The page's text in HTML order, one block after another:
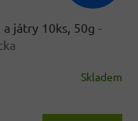
játry 10ks, 50g -
Skladem